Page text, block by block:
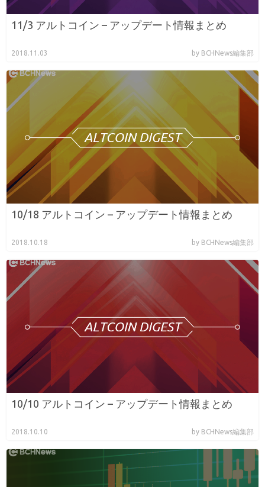
11/3 アルトコイン – アップデート情報まとめ
2018.11.03 by BCHNews編集部
10/18 アルトコイン – アップデート情報まとめ
2018.10.18 by BCHNews編集部
10/10 アルトコイン – アップデート情報まとめ
2018.10.10 by BCHNews編集部